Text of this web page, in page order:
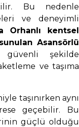
Bu nedenle
ve deneyimli
Orhanlı kentsel
Asansörlü
güvenli şekilde
ve taşıma
taşınırken aynı
geçebilir. Bu
güçlü olduğu